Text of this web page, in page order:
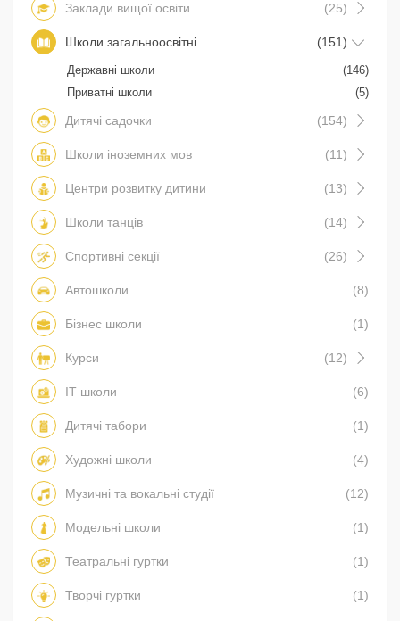
Заклади вищої освіти (25)
Школи загальноосвітні (151)
Державні школи
(146)
Приватні школи
(5)
Дитячі садочки (154)
Школи іноземних мов (11)
Центри розвитку дитини (13)
Школи танців (14)
Спортивні секції (26)
Автошколи (8)
Бізнес школи (1)
Курси (12)
IT школи (6)
Дитячі табори (1)
Художні школи (4)
Музичні та вокальні студії (12)
Модельні школи (1)
Театральні гуртки (1)
Творчі гуртки (1)